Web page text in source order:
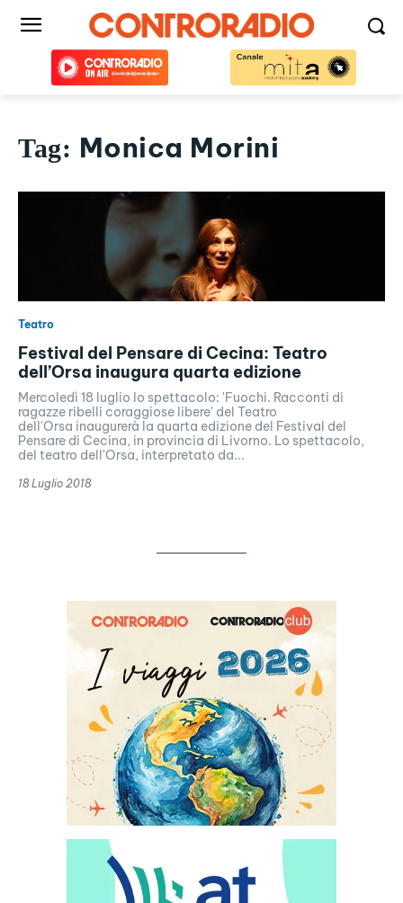
Tag: Monica Morini
Teatro
Festival del Pensare di Cecina: Teatro
dell’Orsa inaugura quarta edizione
Mercoledì 18 luglio lo spettacolo: 'Fuochi. Racconti di
ragazze ribelli coraggiose libere' del Teatro
dell'Orsa inaugurerà la quarta edizione del Festival del
Pensare di Cecina, in provincia di Livorno. Lo spettacolo,
del teatro dell'Orsa, interpretato da...
18 Luglio 2018